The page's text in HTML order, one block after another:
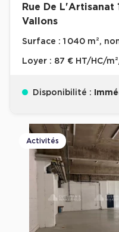
Rue De L'Artisanat
Vallons
Surface : 1 040 m²,
Loyer : 87 € HT/HC/
Disponibilité :
Activités